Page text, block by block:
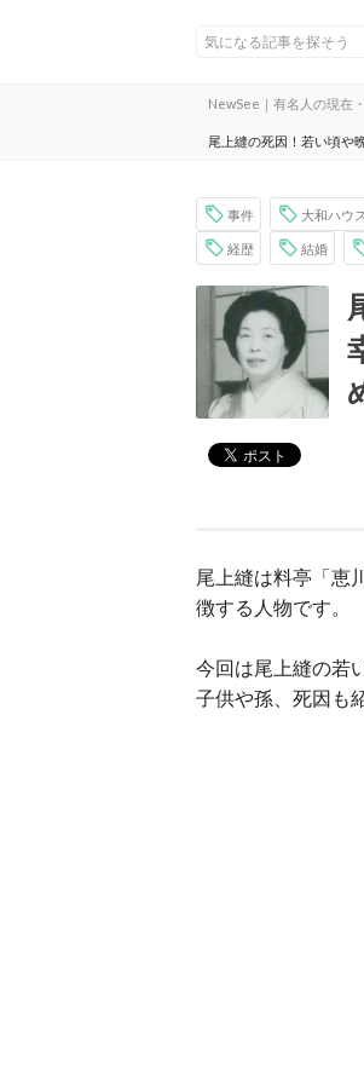
NewSee｜有名人の現在
尾上縫の死因！若い頃や
事件 大和ハウス
経歴 結婚
尾上縫は料亭「恵
徴する人物です。
今回は尾上縫の若
子供や孫、死因も